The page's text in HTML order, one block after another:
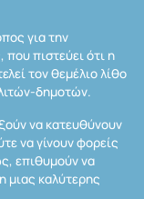
για την
που πιστεύει ότι η
τον θεμέλιο λίθο
δημοτών.
να κατευθύνουν
να γίνουν φορείς
επιθυμούν να
μιας καλύτερης